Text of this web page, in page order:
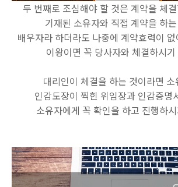
두 번째로 조심해야 할 것은 계약을 체
기재된 소유자와 직접 계약을 하
배우자라 하더라도 나중에 계약효력이
이왕이면 꼭 당사자와 체결하시
대리인이 체결을 하는 것이라면 소
인감도장이 찍힌 위임장과 인감증명
소유자에게 꼭 확인을 하고 진행하